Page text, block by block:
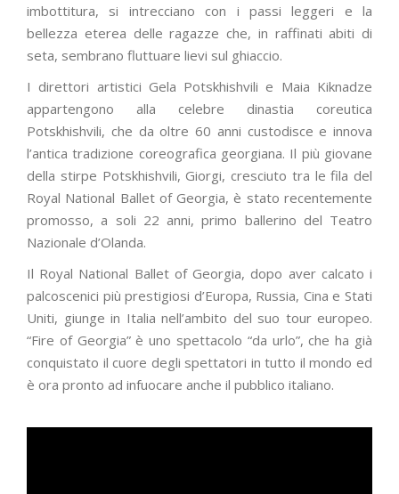
imbottitura, si intrecciano con i passi leggeri e la
bellezza eterea delle ragazze che, in raffinati abiti di
seta, sembrano fluttuare lievi sul ghiaccio.
I direttori artistici Gela Potskhishvili e Maia Kiknadze
appartengono alla celebre dinastia coreutica
Potskhishvili, che da oltre 60 anni custodisce e innova
l’antica tradizione coreografica georgiana. Il più giovane
della stirpe Potskhishvili, Giorgi, cresciuto tra le fila del
Royal National Ballet of Georgia, è stato recentemente
promosso, a soli 22 anni, primo ballerino del Teatro
Nazionale d’Olanda.
Il Royal National Ballet of Georgia, dopo aver calcato i
palcoscenici più prestigiosi d’Europa, Russia, Cina e Stati
Uniti, giunge in Italia nell’ambito del suo tour europeo.
“Fire of Georgia” è uno spettacolo “da urlo”, che ha già
conquistato il cuore degli spettatori in tutto il mondo ed
è ora pronto ad infuocare anche il pubblico italiano.